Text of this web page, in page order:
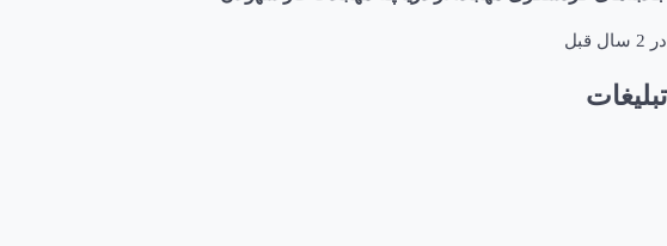
در 2 سال قبل
تبلیغات